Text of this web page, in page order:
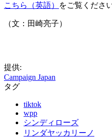
こちら（英語）
をご覧ください
（文：田崎亮子）
提供:
Campaign Japan
タグ
tiktok
wpp
シンディローズ
リンダヤッカリーノ